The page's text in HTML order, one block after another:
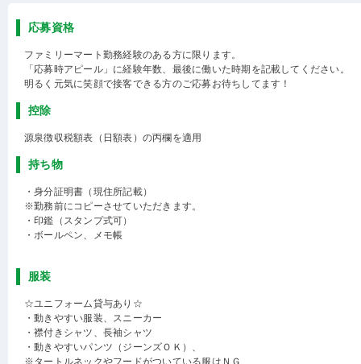
応募資格
ファミリーマート勤務経験のある方に限ります。
「応募時アピール」に経験年数、最後に働いた時期を記載してください。
明るく元気に笑顔で接客できる方のご応募お待ちしてます！
控除
源泉徴収税額表（日額表）の丙欄を適用
持ち物
・身分証明書（現住所記載）
※勤務前にコピーさせていただきます。
・印鑑（スタンプ式可）
・ボールペン、メモ帳
服装
☆ユニフォーム貸与あり☆
・動きやすい服装、スニーカー
・襟付きシャツ、長袖シャツ
・動きやすいパンツ（ジーンズＯＫ）、
※タートルネックやフードがついている服はＮＧ